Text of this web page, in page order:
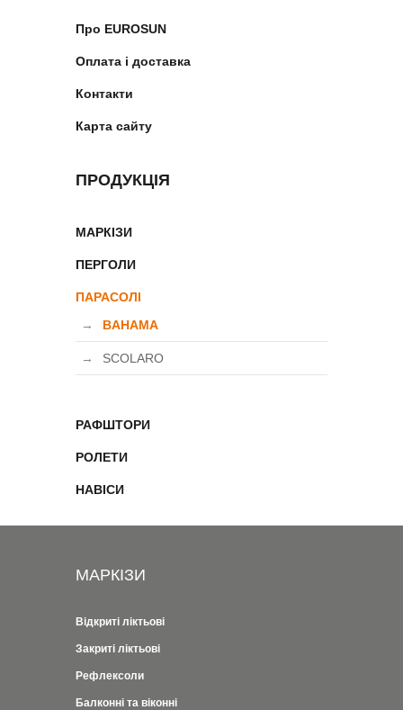
Про EUROSUN
Оплата і доставка
Контакти
Карта сайту
ПРОДУКЦІЯ
МАРКІЗИ
ПЕРГОЛИ
ПАРАСОЛІ
BAHAMA
SCOLARO
РАФШТОРИ
РОЛЕТИ
НАВІСИ
МАРКІЗИ
Відкриті ліктьові
Закриті ліктьові
Рефлексоли
Балконні та віконні